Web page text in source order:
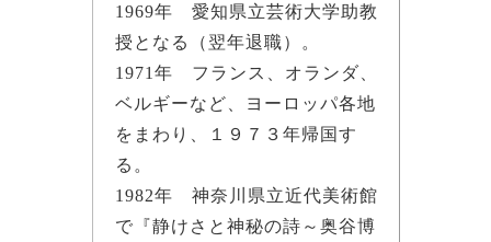
1969年 愛知県立芸術大学助教
授となる（翌年退職）。
1971年 フランス、オランダ、
ベルギーなど、ヨーロッパ各地
をまわり、１９７３年帰国す
る。
1982年 神奈川県立近代美術館
で『静けさと神秘の詩～奥谷博